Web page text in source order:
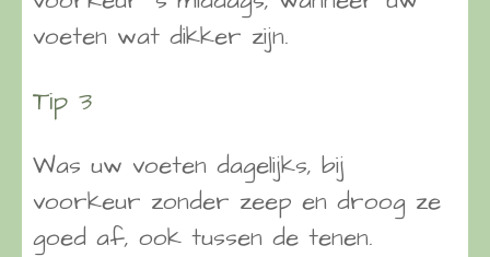
voeten wat dikker zijn.
Tip 3
Was uw voeten dagelijks, bij
voorkeur zonder zeep en droog ze
goed af, ook tussen de tenen.